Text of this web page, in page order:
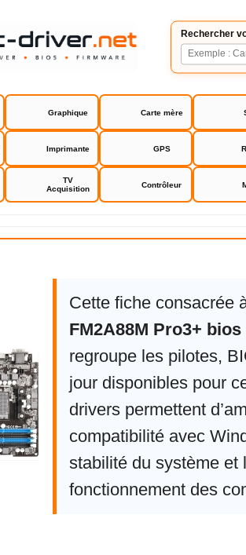
Rechercher
Graphique Carte mère
Imprimante GPS
TV
Acquisition
Contrôleur
Asrock FM2A88M Pro3+ bios
Cette fiche consacrée
FM2A88M Pro3+
regroupe les pilotes,
jour disponibles pour
drivers permettent
compatibilité avec
stabilité du système et
fonctionnement des